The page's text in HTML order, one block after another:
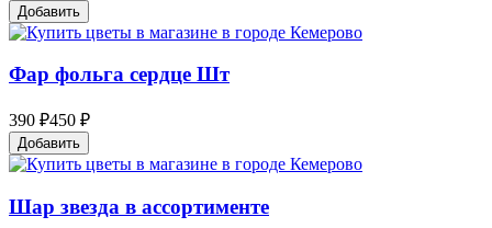
Добавить
Фар фольга сердце Шт
390 ₽450 ₽
Добавить
Шар звезда в ассортименте